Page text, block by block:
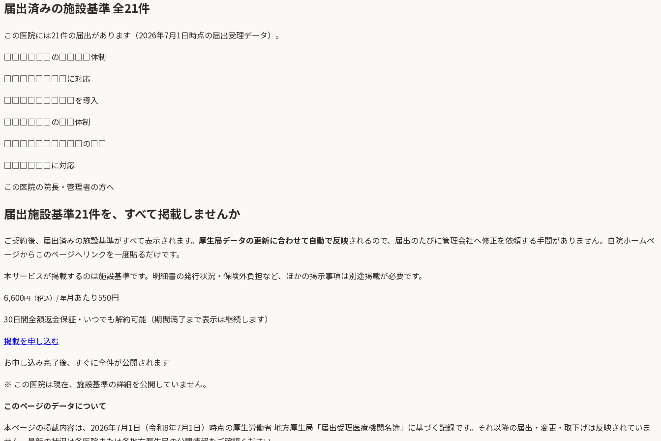
届出済みの施設基準 全21件
この医院には21件の届出があります（2026年7月1日時点の届出受理データ）。
□□□□□□の□□□□体制
□□□□□□□□に対応
□□□□□□□□□を導入
□□□□□□の□□体制
□□□□□□□□□□の□□
□□□□□□に対応
この医院の院長・管理者の方へ
届出施設基準21件を、すべて掲載しませんか
ご契約後、 届出済みの施設基準がすべて表示されます。 厚生局データの更新に合わせて自動で反映されるので、届出のたびに管理会社へ修正を依頼する手間がありません。自院ホームペ
ージからこのページへリンクを一度貼るだけです。
本サービスが掲載するのは施設基準です。明細書の発行状況・保険外負担など、ほかの掲示事項は別途掲載が必要です。
6,600円（税込）/ 年月あたり550円
30日間全額返金保証・いつでも解約可能（期間満了まで表示は継続します）
掲載を申し込む
お申し込み完了後、すぐに全件が公開されます
※ この医院は現在、施設基準の詳細を公開していません。
このページのデータについて
本ページの掲載内容は、 2026年7月1日 （令和8年7月1日）時点の厚生労働省 地方厚生局「届出受理医療機関名簿」 に基づく記録です。それ以降の届出・変更・取下げは反映されていま